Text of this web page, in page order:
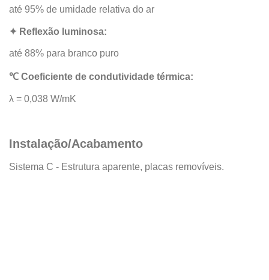
até 95% de umidade relativa do ar
✦ Reflexão luminosa:
até 88% para branco puro
℃ Coeficiente de condutividade térmica:
λ = 0,038 W/mK
Instalação/Acabamento
Sistema C - Estrutura aparente, placas removíveis.